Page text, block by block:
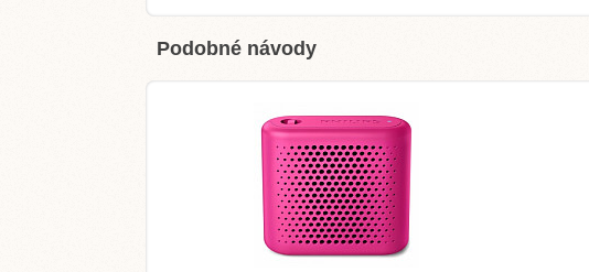
Podobné návody